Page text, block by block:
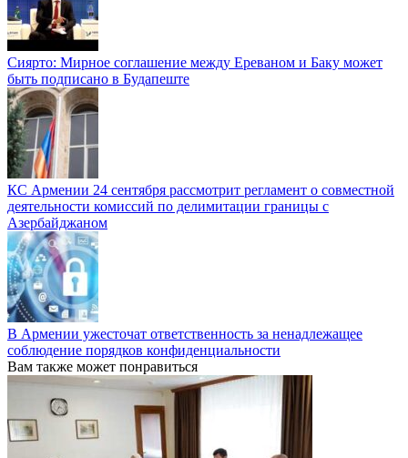
Сиярто: Мирное соглашение между Ереваном и Баку может
быть подписано в Будапеште
КС Армении 24 сентября рассмотрит регламент о совместной
деятельности комиссий по делимитации границы с
Азербайджаном
В Армении ужесточат ответственность за ненадлежащее
соблюдение порядков конфиденциальности
Вам также может понравиться